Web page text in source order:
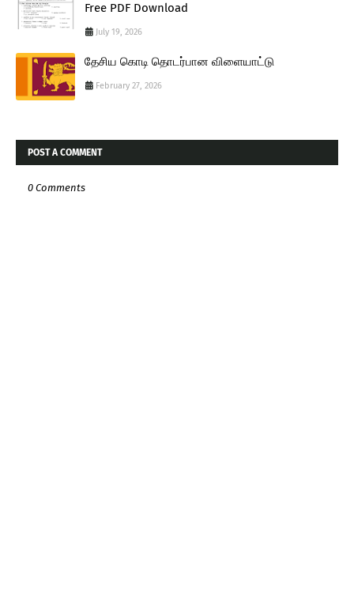
Free PDF Download
July 19, 2026
தேசிய கொடி தொடர்பான விளையாட்டு
February 27, 2026
POST A COMMENT
0 Comments